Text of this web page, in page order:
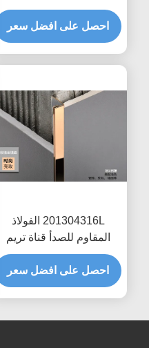
لتزيين السيراميك
احصل على افضل سعر
201304316L الفولاذ
المقاوم للصدأ قناة تريم
الشخصي لكونر المطبخ
السيراميك حافة أو جدار
حماية الزخرفية
احصل على افضل سعر